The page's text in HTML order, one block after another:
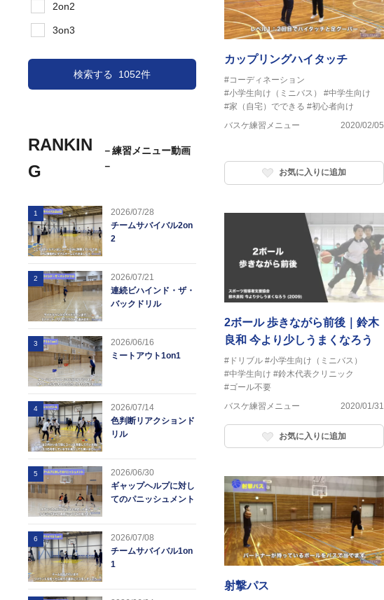
2on2
3on3
検索する 1052件
RANKIN
G
－練習メニュー動画
－
1
2026/07/28
チームサバイバル2on
2
2
2026/07/21
連続ビハインド・ザ・
バックドリル
3
2026/06/16
ミートアウト1on1
4
2026/07/14
色判断リアクションド
リル
5
2026/06/30
ギャップヘルプに対し
てのパニッシュメント
6
2026/07/08
チームサバイバル1on
1
カップリングハイタッチ
#コーディネーション
#小学生向け（ミニバス）
#中学生向け
#家（自宅）でできる #初心者向け
バスケ練習メニュー
2020/02/05
お気に入りに追加
2ボール 歩きながら前後｜鈴木
良和 今より少しうまくなろう
#ドリブル #小学生向け（ミニバス）
#中学生向け #鈴木代表クリニック
#ゴール不要
バスケ練習メニュー
2020/01/31
お気に入りに追加
射撃パス